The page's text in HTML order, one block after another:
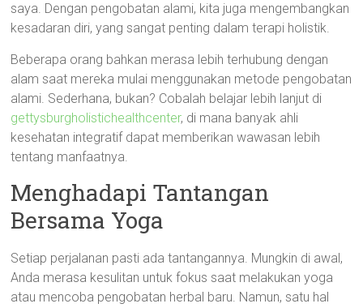
saya. Dengan pengobatan alami, kita juga mengembangkan
kesadaran diri, yang sangat penting dalam terapi holistik.
Beberapa orang bahkan merasa lebih terhubung dengan
alam saat mereka mulai menggunakan metode pengobatan
alami. Sederhana, bukan? Cobalah belajar lebih lanjut di
gettysburgholistichealthcenter, di mana banyak ahli
kesehatan integratif dapat memberikan wawasan lebih
tentang manfaatnya.
Menghadapi Tantangan
Bersama Yoga
Setiap perjalanan pasti ada tantangannya. Mungkin di awal,
Anda merasa kesulitan untuk fokus saat melakukan yoga
atau mencoba pengobatan herbal baru. Namun, satu hal